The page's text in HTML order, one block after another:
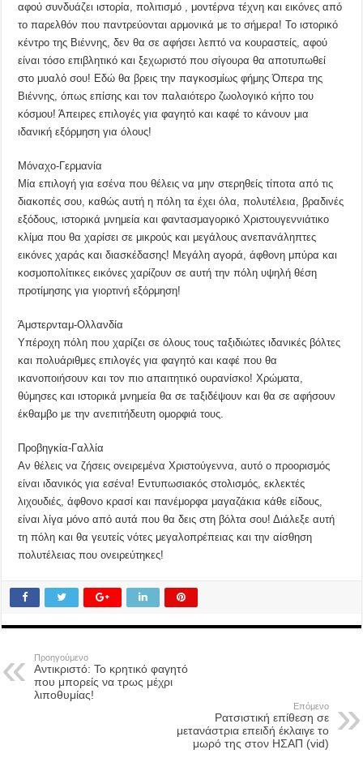
αφού συνδυάζει ιστορία, πολιτισμό , μοντέρνα τέχνη και εικόνες από
το παρελθόν που παντρεύονται αρμονικά με το σήμερα! Το ιστορικό
κέντρο της Βιέννης, δεν θα σε αφήσει λεπτό να κουραστείς, αφού
είναι τόσο επιβλητικό και ξεχωριστό που σίγουρα θα αποτυπωθεί
στο μυαλό σου! Εδώ θα βρεις την παγκοσμίως φήμης Όπερα της
Βιέννης, όπως επίσης και τον παλαιότερο ζωολογικό κήπο του
κόσμου! Άπειρες επιλογές για φαγητό και καφέ το κάνουν μια
ιδανική εξόρμηση για όλους!
Μόναχο-Γερμανία
Μία επιλογή για εσένα που θέλεις να μην στερηθείς τίποτα από τις
διακοπές σου, καθώς αυτή η πόλη τα έχει όλα, πολυτέλεια, βραδινές
εξόδους, ιστορικά μνημεία και φαντασμαγορικό Χριστουγεννιάτικο
κλίμα που θα χαρίσει σε μικρούς και μεγάλους ανεπανάληπτες
εικόνες χαράς και διασκέδασης! Μεγάλη αγορά, άφθονη μπύρα και
κοσμοπολίτικες εικόνες χαρίζουν σε αυτή την πόλη υψηλή θέση
προτίμησης για γιορτινή εξόρμηση!
Άμστερνταμ-Ολλανδία
Υπέροχη πόλη που χαρίζει σε όλους τους ταξιδιώτες ιδανικές βόλτες
και πολυάριθμες επιλογές για φαγητό και καφέ που θα
ικανοποιήσουν και τον πιο απαιτητικό ουρανίσκο! Χρώματα,
θύμησες και ιστορικά μνημεία θα σε ταξιδέψουν και θα σε αφήσουν
έκθαμβο με την ανεπιτήδευτη ομορφιά τους.
Προβηγκία-Γαλλία
Αν θέλεις να ζήσεις ονειρεμένα Χριστούγεννα, αυτό ο προορισμός
είναι ιδανικός για εσένα! Εντυπωσιακός στολισμός, εκλεκτές
λιχουδιές, άφθονο κρασί και πανέμορφα μαγαζάκια κάθε είδους,
είναι λίγα μόνο από αυτά που θα δεις στη βόλτα σου! Διάλεξε αυτή
τη πόλη και θα γευτείς νότες μεγαλοπρέπειας και την αίσθηση
πολυτέλειας που ονειρεύτηκες!
Προηγούμενο
Αντικριστό: Το κρητικό φαγητό
που μπορείς να τρως μέχρι
λιποθυμίας!
Επόμενο
Ρατσιστική επίθεση σε
μετανάστρια επειδή έκλαιγε το
μωρό της στον ΗΣΑΠ (vid)